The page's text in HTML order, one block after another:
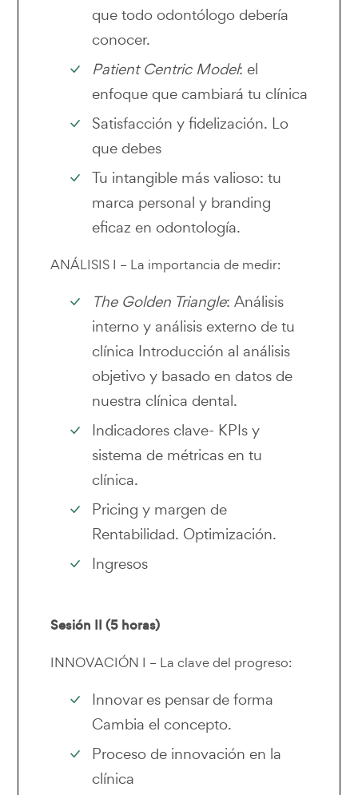
que todo odontólogo debería
conocer.
Patient Centric Model: el
enfoque que cambiará tu clínica
Satisfacción y fidelización. Lo
que debes
Tu intangible más valioso: tu
marca personal y branding
eficaz en odontología.
ANÁLISIS I – La importancia de medir:
The Golden Triangle: Análisis
interno y análisis externo de tu
clínica Introducción al análisis
objetivo y basado en datos de
nuestra clínica dental.
Indicadores clave- KPIs y
sistema de métricas en tu
clínica.
Pricing y margen de
Rentabilidad. Optimización.
Ingresos
Sesión II (5 horas)
INNOVACIÓN I – La clave del progreso:
Innovar es pensar de forma
Cambia el concepto.
Proceso de innovación en la
clínica